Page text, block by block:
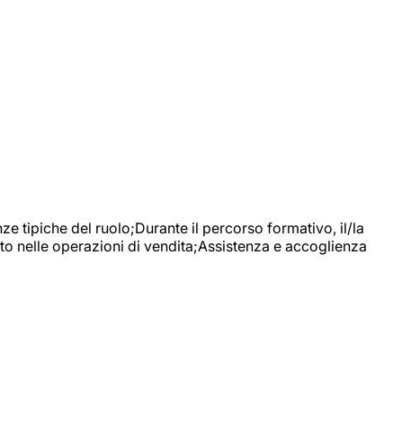
tipiche del ruolo;Durante il percorso formativo, il/la
nelle operazioni di vendita;Assistenza e accoglienza